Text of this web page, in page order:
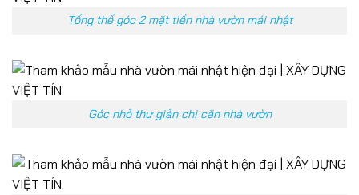
Tổng thể góc 2 mặt tiền nhà vườn mái nhật
Góc nhỏ thư giản chi căn nhà vườn